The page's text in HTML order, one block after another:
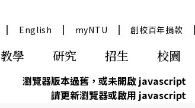
教學 研究 招生 校園
English myNTU 創校百年捐款
瀏覽器版本過舊，或未開啟 javascript
請更新瀏覽器或啟用 javascript